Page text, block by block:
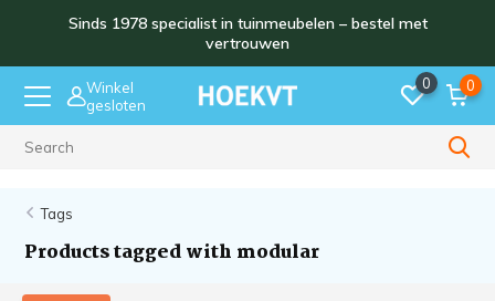
Sinds 1978 specialist in tuinmeubelen – bestel met
vertrouwen
Winkel
gesloten
0 0
Tags
Products tagged with modular